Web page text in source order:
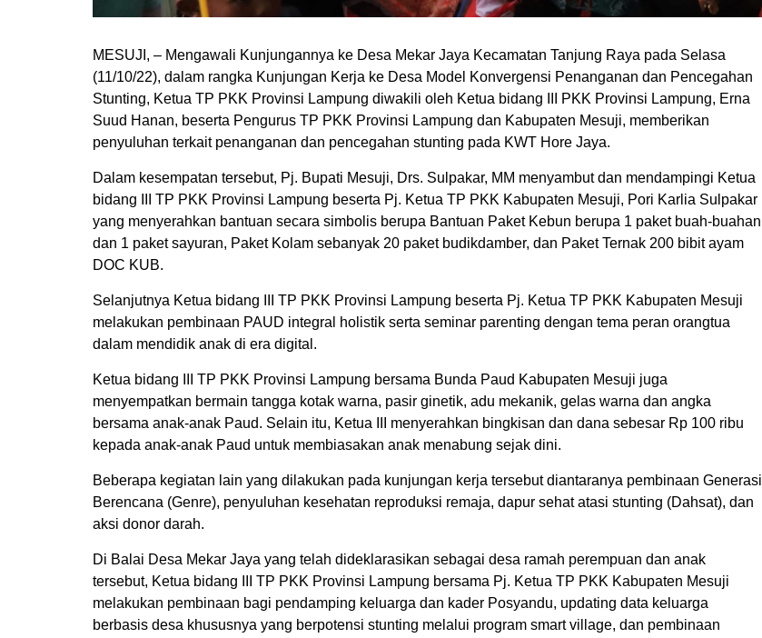
MESUJI, – Mengawali Kunjungannya ke Desa Mekar Jaya Kecamatan Tanjung Raya pada Selasa
(11/10/22), dalam rangka Kunjungan Kerja ke Desa Model Konvergensi Penanganan dan Pencegahan
Stunting, Ketua TP PKK Provinsi Lampung diwakili oleh Ketua bidang III PKK Provinsi Lampung, Erna
Suud Hanan, beserta Pengurus TP PKK Provinsi Lampung dan Kabupaten Mesuji, memberikan
penyuluhan terkait penanganan dan pencegahan stunting pada KWT Hore Jaya.
Dalam kesempatan tersebut, Pj. Bupati Mesuji, Drs. Sulpakar, MM menyambut dan mendampingi Ketua
bidang III TP PKK Provinsi Lampung beserta Pj. Ketua TP PKK Kabupaten Mesuji, Pori Karlia Sulpakar
yang menyerahkan bantuan secara simbolis berupa Bantuan Paket Kebun berupa 1 paket buah-buahan
dan 1 paket sayuran, Paket Kolam sebanyak 20 paket budikdamber, dan Paket Ternak 200 bibit ayam
DOC KUB.
Selanjutnya Ketua bidang III TP PKK Provinsi Lampung beserta Pj. Ketua TP PKK Kabupaten Mesuji
melakukan pembinaan PAUD integral holistik serta seminar parenting dengan tema peran orangtua
dalam mendidik anak di era digital.
Ketua bidang III TP PKK Provinsi Lampung bersama Bunda Paud Kabupaten Mesuji juga
menyempatkan bermain tangga kotak warna, pasir ginetik, adu mekanik, gelas warna dan angka
bersama anak-anak Paud. Selain itu, Ketua III menyerahkan bingkisan dan dana sebesar Rp 100 ribu
kepada anak-anak Paud untuk membiasakan anak menabung sejak dini.
Beberapa kegiatan lain yang dilakukan pada kunjungan kerja tersebut diantaranya pembinaan Generasi
Berencana (Genre), penyuluhan kesehatan reproduksi remaja, dapur sehat atasi stunting (Dahsat), dan
aksi donor darah.
Di Balai Desa Mekar Jaya yang telah dideklarasikan sebagai desa ramah perempuan dan anak
tersebut, Ketua bidang III TP PKK Provinsi Lampung bersama Pj. Ketua TP PKK Kabupaten Mesuji
melakukan pembinaan bagi pendamping keluarga dan kader Posyandu, updating data keluarga
berbasis desa khususnya yang berpotensi stunting melalui program smart village, dan pembinaan